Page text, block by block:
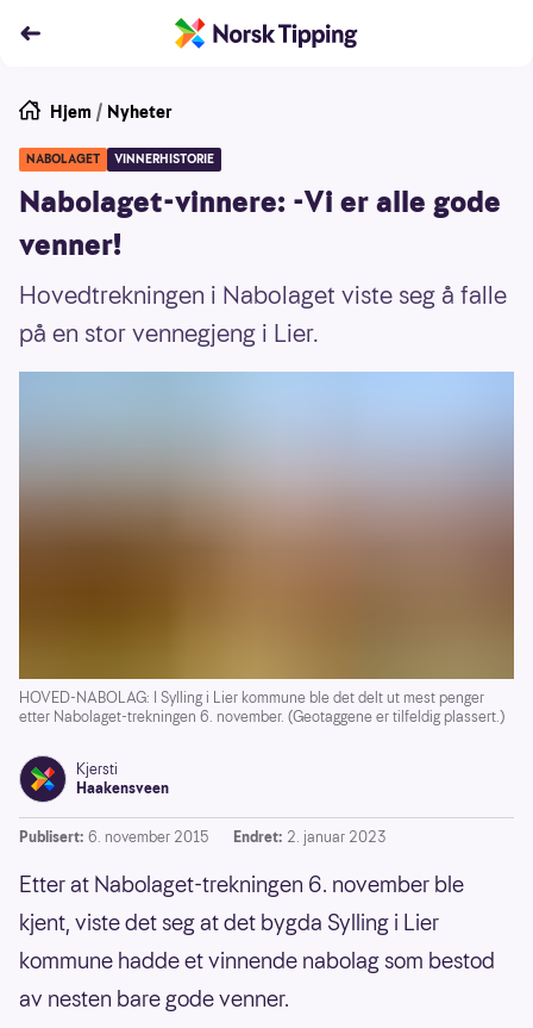
Hjem / Nyheter
NABOLAGET VINNERHISTORIE
Nabolaget-vinnere: -Vi er alle gode
venner!
Hovedtrekningen i Nabolaget viste seg å falle
på en stor vennegjeng i Lier.
HOVED-NABOLAG: I Sylling i Lier kommune ble det delt ut mest penger
etter Nabolaget-trekningen 6. november. (Geotaggene er tilfeldig plassert.)
Kjersti
Haakensveen
Publisert: 6. november 2015 Endret: 2. januar 2023
Etter at Nabolaget-trekningen 6. november ble
kjent, viste det seg at det bygda Sylling i Lier
kommune hadde et vinnende nabolag som bestod
av nesten bare gode venner.